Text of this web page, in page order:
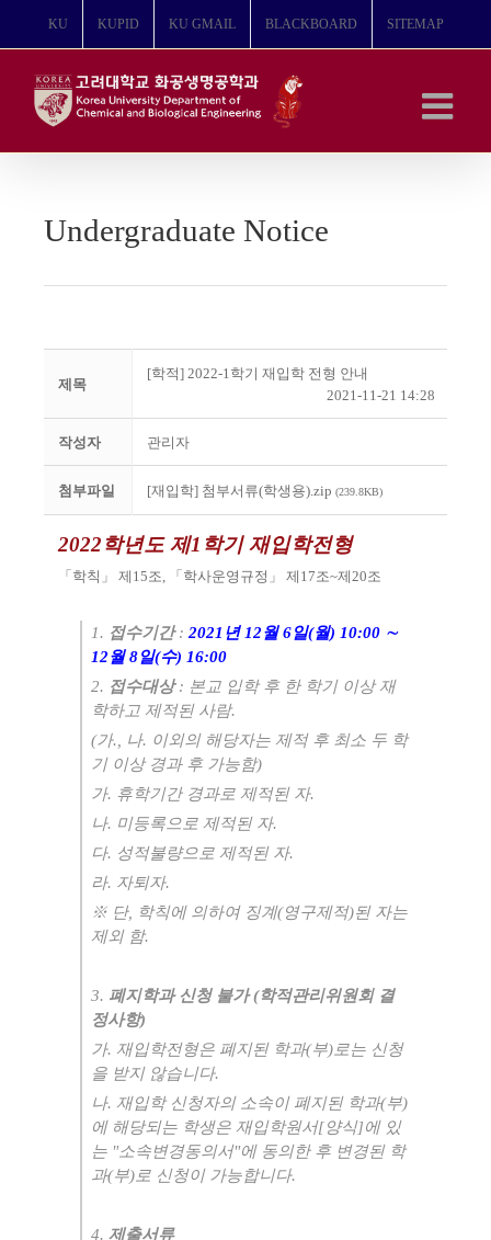
뛰
KU KUPID KU GMAIL BLACKBOARD SITEMAP
Undergraduate Notice
제목
[학적] 2022-1학기 재입학 전형 안내
2021-11-21 14:28
작성자 관리자
첨부파일 [재입학] 첨부서류(학생용).zip (239.8KB)
2022학년도 제1 학기 재입학전형
「 학칙 」 제 15조, 「 학사운영규정 」 제 17조~제20조
1. 접수기간 :2021 년12월6일(월) 10:00 ∼
12월8일(수) 16:00
2. 접수대상 : 본교 입학 후 한 학기 이상 재
학하고 제적된 사람.
(가., 나. 이외의 해당자는 제적 후 최소 두 학
기 이상 경과 후 가능함)
가. 휴학기간 경과로 제적된 자.
나. 미등록으로 제적된 자.
다. 성적불량으로 제적된 자.
라. 자퇴자.
※ 단, 학칙에 의하여 징계(영구제적)된 자는
제외 함.
3. 폐지학과 신청 불가(학적관리위원회 결
정사항)
가. 재입학전형은 폐지된 학과(부)로는 신청
을 받지 않습니다.
나. 재입학 신청자의 소속이 폐지된 학과(부)
에 해당되는 학생은 재입학원서[양식]에 있
는 "소속변경동의서"에 동의한 후 변경된 학
과(부)로 신청이 가능합니다.
4. 제출서류